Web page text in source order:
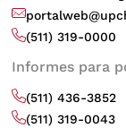
(511) 319-0000
Informes para
(511) 436-3852
(511) 319-0043